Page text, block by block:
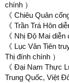
chính ）
《 Chiêu Quân
《 Trần Trá Hôn
《 Nhị Độ Mai
《 Lục Vân Tiên
Thị đính chính ）
《 Đại Nam Thực
Trung Quốc, Việt